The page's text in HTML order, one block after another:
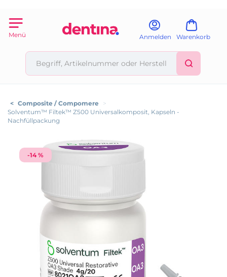
Menü Anmelden Warenkorb
< Composite / Compomere
>
Solventum™ Filtek™ Z500 Universalkomposit, Kapseln -
Nachfüllpackung
-14 %